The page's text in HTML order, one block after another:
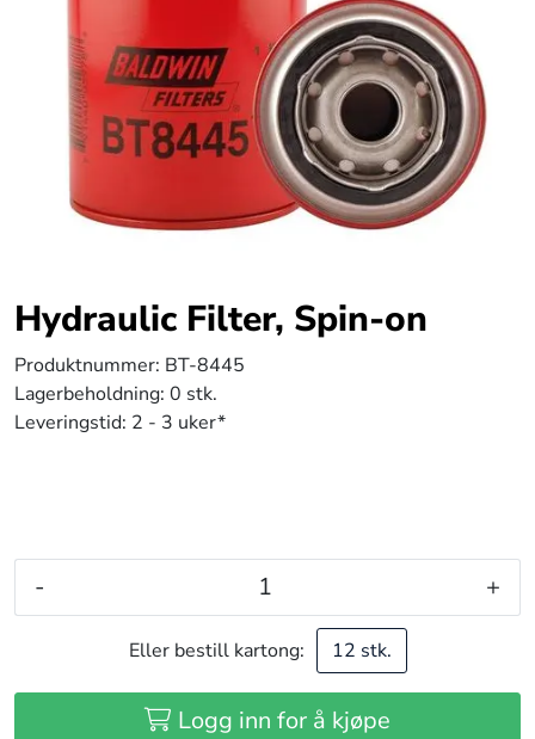
Hydraulic Filter, Spin-on
Produktnummer: BT-8445
Lagerbeholdning: 0 stk.
Leveringstid: 2 - 3 uker*
- +
Eller bestill kartong: 12 stk.
Logg inn for å kjøpe